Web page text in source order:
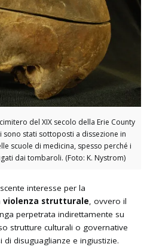
del XIX secolo della Erie County
sono stati sottoposti a dissezione in
scuole di medicina, spesso perché i
dai tombaroli. (Foto: K. Nystrom)
interesse per la
violenza strutturale, ovvero il
perpetrata indirettamente su
strutture culturali o governative
disuguaglianze e ingiustizie.